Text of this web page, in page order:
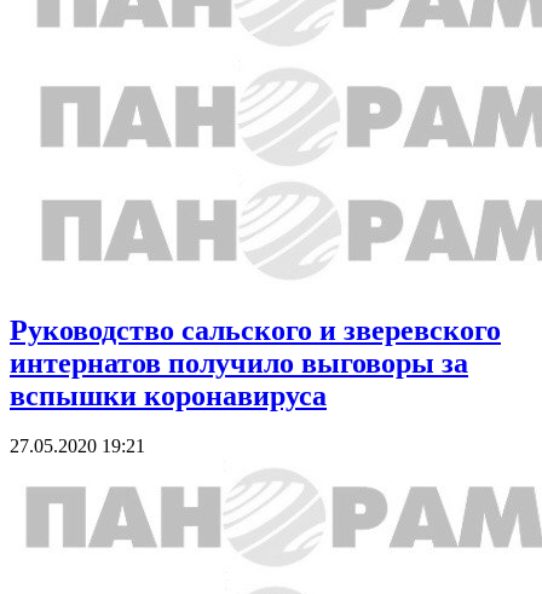
Руководство сальского и зверевского
интернатов получило выговоры за
вспышки коронавируса
27.05.2020 19:21